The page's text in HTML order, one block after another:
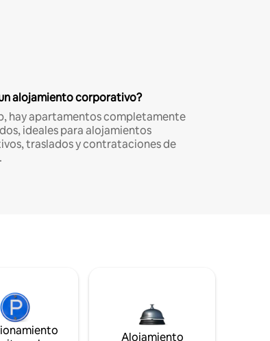
alojamiento corporativo?
hay apartamentos completamente
ideales para alojamientos
traslados y contrataciones de
Alojamiento